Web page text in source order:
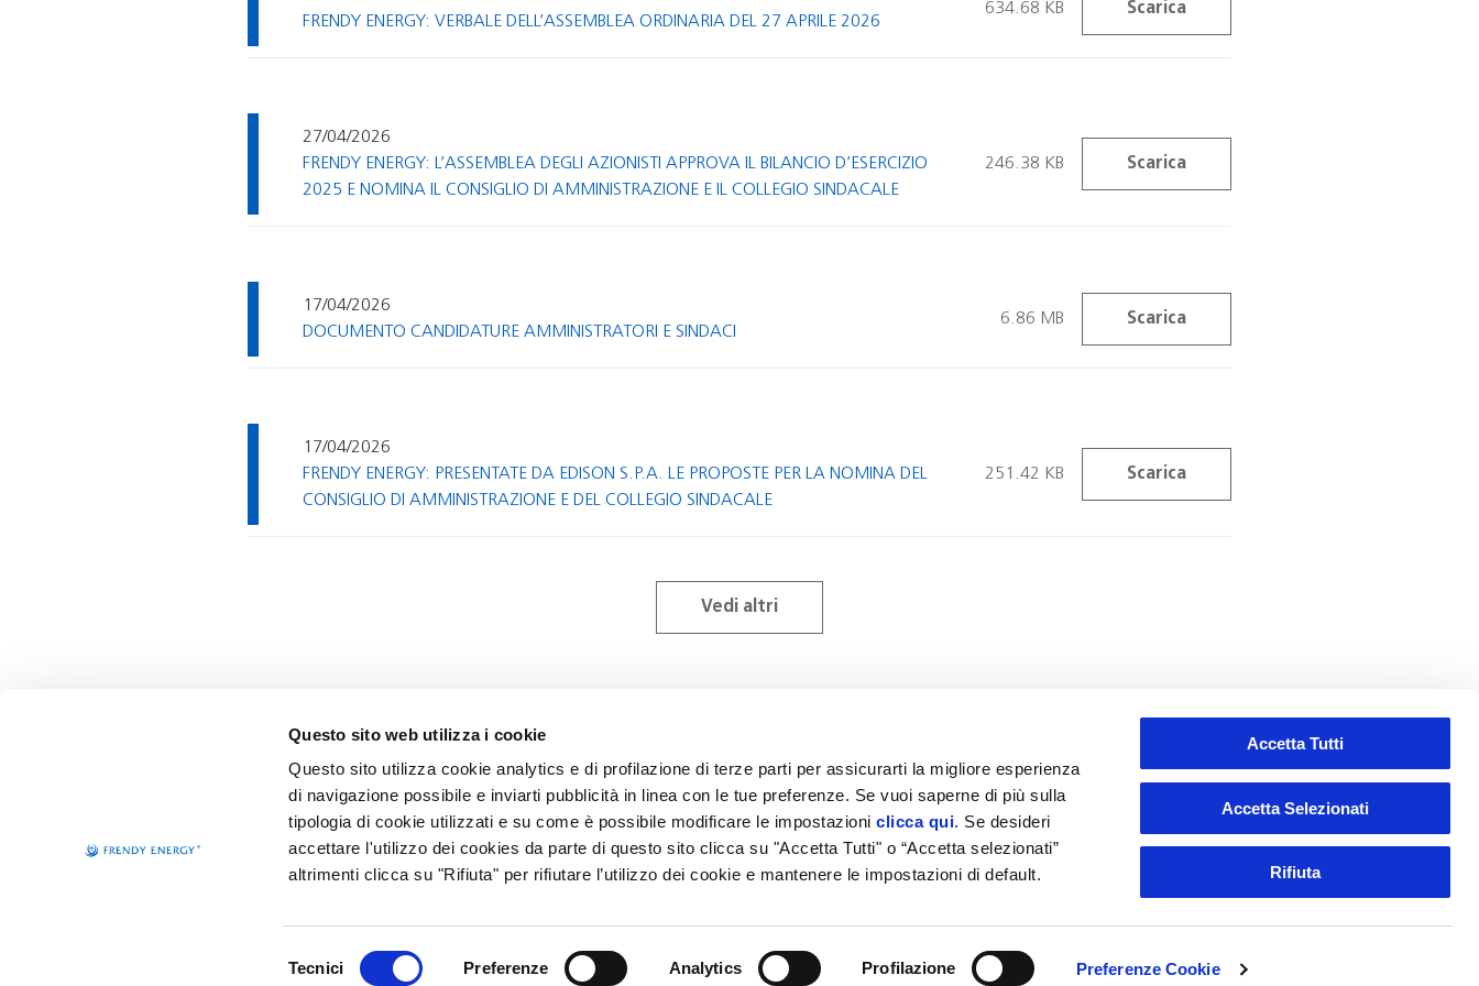
Questo sito web utilizza i cookie
Questo sito utilizza cookie analytics e di profilazione di terze parti per assicurarti la migliore esperienza
di navigazione possibile e inviarti pubblicità in linea con le tue preferenze. Se vuoi saperne di più sulla
tipologia di cookie utilizzati e su come è possibile modificare le impostazioniclicca qui. Se desideri
accettare l'utilizzo dei cookies da parte di questo sito clicca su "Accetta Tutti" o “Accetta selezionati”
altrimenti clicca su "Rifiuta" per rifiutare l’utilizzo dei cookie e mantenere le impostazioni di default.
Selezione del consenso
Tecnici Preferenze Analytics Profilazione Preferenze Cookie
Accetta Tutti
Accetta Selezionati
Rifiuta
FRENDY ENERGY: VERBALE DELL’ASSEMBLEA ORDINARIA DEL 27 APRILE 2026
634.68 KB Scarica
27/04/2026
FRENDY ENERGY: L’ASSEMBLEA DEGLI AZIONISTI APPROVA IL BILANCIO D’ESERCIZIO
2025 E NOMINA IL CONSIGLIO DI AMMINISTRAZIONE E IL COLLEGIO SINDACALE
246.38 KB Scarica
17/04/2026
DOCUMENTO CANDIDATURE AMMINISTRATORI E SINDACI
6.86 MB Scarica
17/04/2026
FRENDY ENERGY: PRESENTATE DA EDISON S.P.A. LE PROPOSTE PER LA NOMINA DEL
CONSIGLIO DI AMMINISTRAZIONE E DEL COLLEGIO SINDACALE
251.42 KB Scarica
Vedi altri
Privacy Informativa cookie
Capitale Soc. euro 14.829.311,75 i.v. - Reg. Imprese di MILANO - MONZA - BRIANZA - LODI e C.F. e Partita IVA 05415440964 - REA di Milano 2505479 - PEC:frendyenergy@pec.edison.it